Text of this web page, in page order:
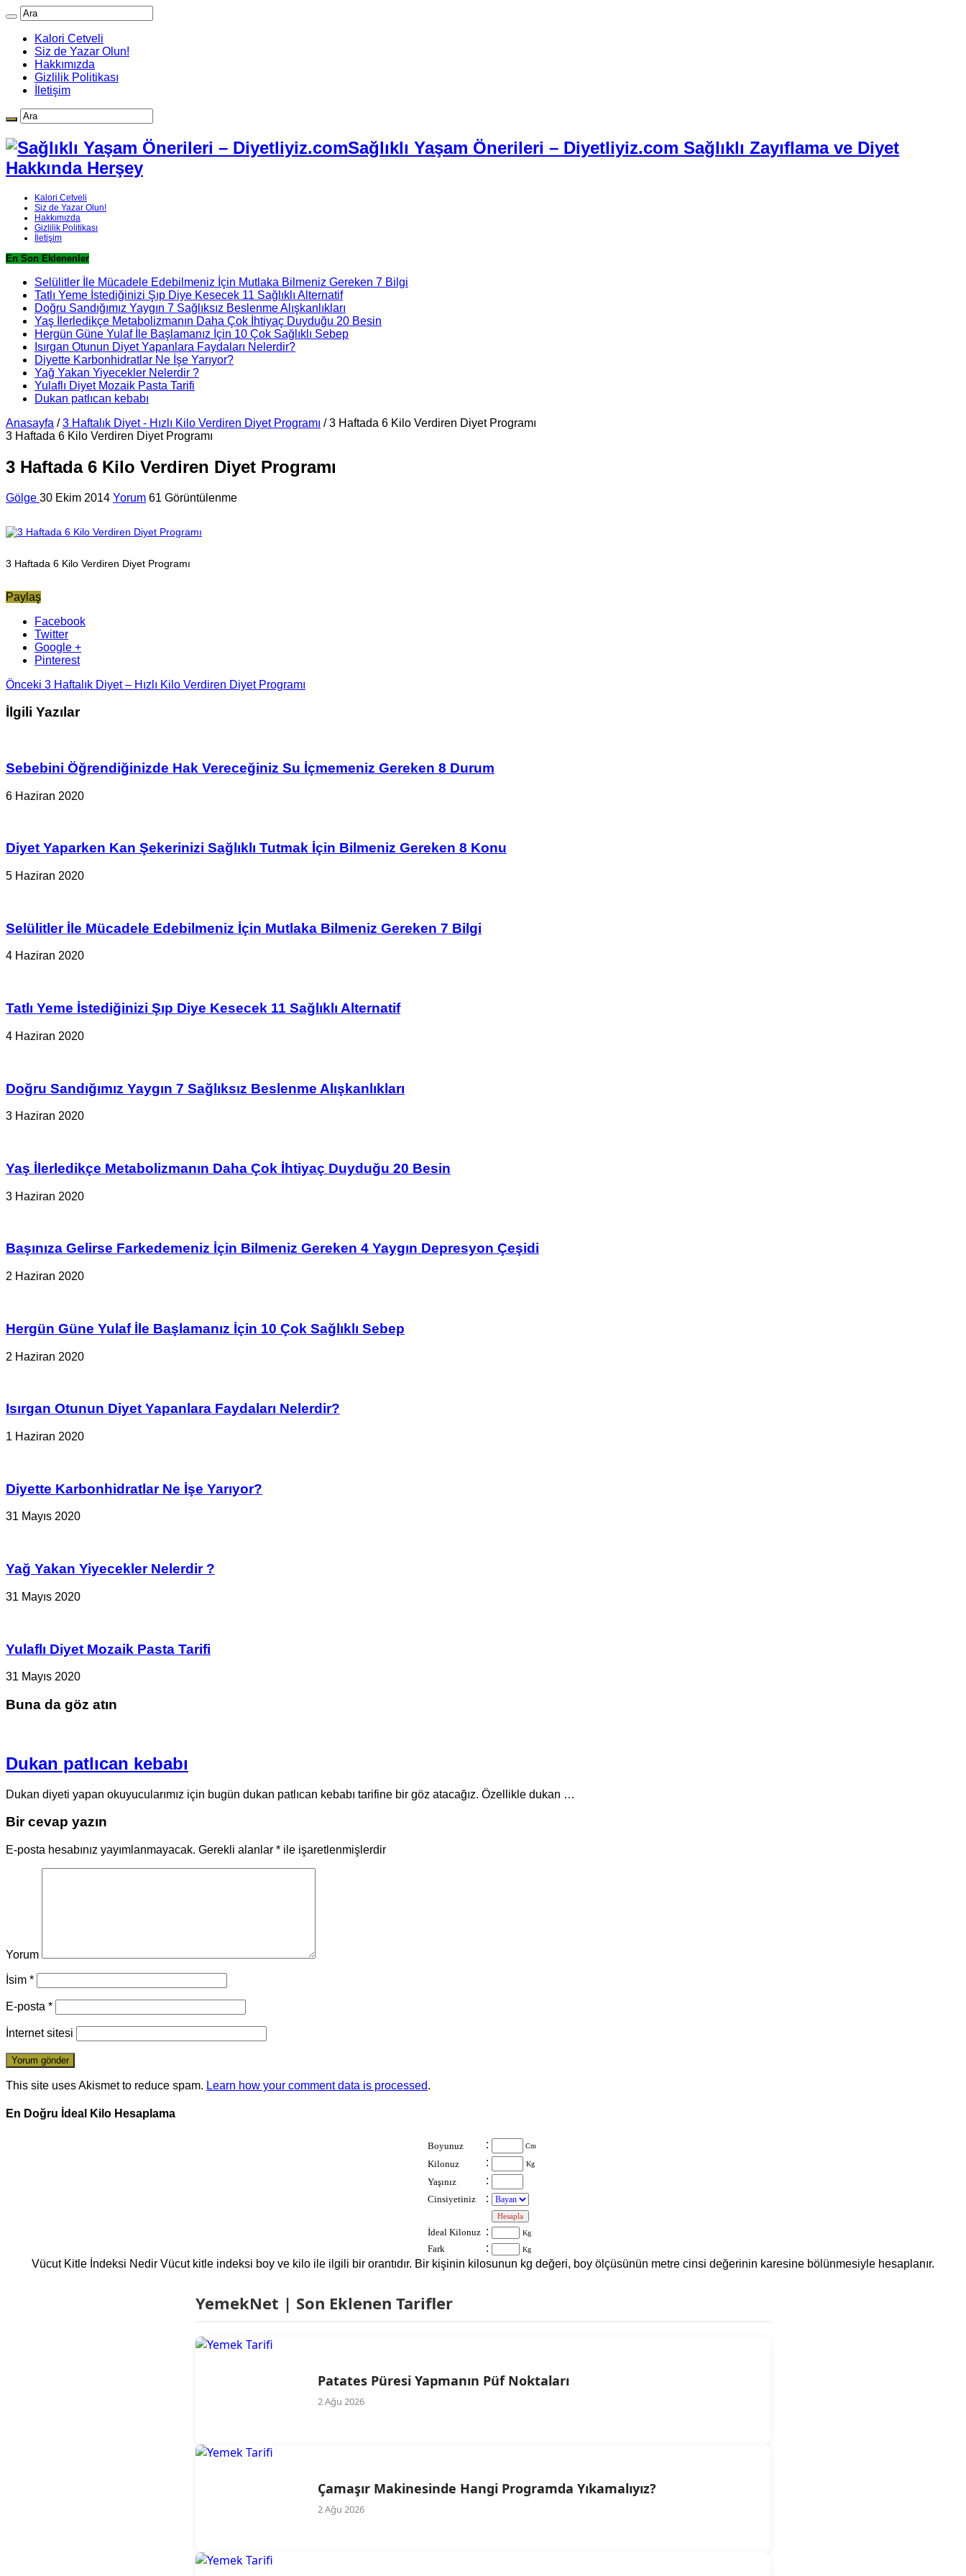
Kalori Cetveli
Siz de Yazar Olun!
Hakkımızda
Gizlilik Politikası
İletişim
Sağlıklı Yaşam Önerileri – Diyetliyiz.com Sağlıklı Zayıflama ve Diyet
Hakkında Herşey
Kalori Cetveli
Siz de Yazar Olun!
Hakkımızda
Gizlilik Politikası
İletişim
En Son Eklenenler
Selülitler İle Mücadele Edebilmeniz İçin Mutlaka Bilmeniz Gereken 7 Bilgi
Tatlı Yeme İstediğinizi Şıp Diye Kesecek 11 Sağlıklı Alternatif
Doğru Sandığımız Yaygın 7 Sağlıksız Beslenme Alışkanlıkları
Yaş İlerledikçe Metabolizmanın Daha Çok İhtiyaç Duyduğu 20 Besin
Hergün Güne Yulaf İle Başlamanız İçin 10 Çok Sağlıklı Sebep
Isırgan Otunun Diyet Yapanlara Faydaları Nelerdir?
Diyette Karbonhidratlar Ne İşe Yarıyor?
Yağ Yakan Yiyecekler Nelerdir ?
Yulaflı Diyet Mozaik Pasta Tarifi
Dukan patlıcan kebabı
Anasayfa / 3 Haftalık Diyet - Hızlı Kilo Verdiren Diyet Programı / 3 Haftada 6 Kilo Verdiren Diyet Programı
3 Haftada 6 Kilo Verdiren Diyet Programı
3 Haftada 6 Kilo Verdiren Diyet Programı
Gölge 30 Ekim 2014 Yorum 61 Görüntülenme
3 Haftada 6 Kilo Verdiren Diyet Programı
Paylaş
Facebook
Twitter
Google +
Pinterest
Önceki 3 Haftalık Diyet – Hızlı Kilo Verdiren Diyet Programı
İlgili Yazılar
Sebebini Öğrendiğinizde Hak Vereceğiniz Su İçmemeniz Gereken 8 Durum
6 Haziran 2020
Diyet Yaparken Kan Şekerinizi Sağlıklı Tutmak İçin Bilmeniz Gereken 8 Konu
5 Haziran 2020
Selülitler İle Mücadele Edebilmeniz İçin Mutlaka Bilmeniz Gereken 7 Bilgi
4 Haziran 2020
Tatlı Yeme İstediğinizi Şıp Diye Kesecek 11 Sağlıklı Alternatif
4 Haziran 2020
Doğru Sandığımız Yaygın 7 Sağlıksız Beslenme Alışkanlıkları
3 Haziran 2020
Yaş İlerledikçe Metabolizmanın Daha Çok İhtiyaç Duyduğu 20 Besin
3 Haziran 2020
Başınıza Gelirse Farkedemeniz İçin Bilmeniz Gereken 4 Yaygın Depresyon Çeşidi
2 Haziran 2020
Hergün Güne Yulaf İle Başlamanız İçin 10 Çok Sağlıklı Sebep
2 Haziran 2020
Isırgan Otunun Diyet Yapanlara Faydaları Nelerdir?
1 Haziran 2020
Diyette Karbonhidratlar Ne İşe Yarıyor?
31 Mayıs 2020
Yağ Yakan Yiyecekler Nelerdir ?
31 Mayıs 2020
Yulaflı Diyet Mozaik Pasta Tarifi
31 Mayıs 2020
Buna da göz atın
Dukan patlıcan kebabı
Dukan diyeti yapan okuyucularımız için bugün dukan patlıcan kebabı tarifine bir göz atacağız. Özellikle dukan …
Bir cevap yazın
E-posta hesabınız yayımlanmayacak. Gerekli alanlar * ile işaretlenmişlerdir
Yorum
İsim *
E-posta *
İnternet sitesi
This site uses Akismet to reduce spam. Learn how your comment data is processed.
En Doğru İdeal Kilo Hesaplama
Boyunuz : Cm
Kilonuz : Kg
Yaşınız :
Cinsiyetiniz
:
İdeal Kilonuz : Kg
Fark : Kg
Vücut Kitle İndeksi Nedir Vücut kitle indeksi boy ve kilo ile ilgili bir orantıdır. Bir kişinin kilosunun kg değeri, boy ölçüsünün metre cinsi değerinin karesine bölünmesiyle hesaplanır.
YemekNet | Son Eklenen Tarifler
Patates Püresi Yapmanın Püf Noktaları
2 Ağu 2026
Çamaşır Makinesinde Hangi Programda Yıkamalıyız?
2 Ağu 2026